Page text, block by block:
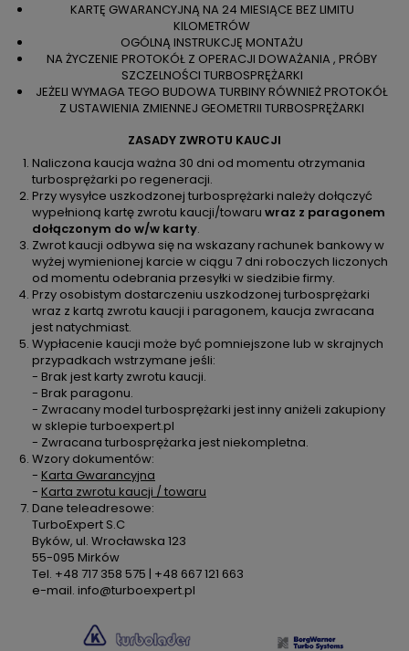
KARTĘ GWARANCYJNĄ NA 24 MIESIĄCE BEZ LIMITU
KILOMETRÓW
OGÓLNĄ INSTRUKCJĘ MONTAŻU
NA ŻYCZENIE PROTOKÓŁ Z OPERACJI DOWAŻANIA , PRÓBY
SZCZELNOŚCI TURBOSPRĘŻARKI
JEŻELI WYMAGA TEGO BUDOWA TURBINY RÓWNIEŻ PROTOKÓŁ
Z USTAWIENIA ZMIENNEJ GEOMETRII TURBOSPRĘŻARKI
ZASADY ZWROTU KAUCJI
Naliczona kaucja ważna 30 dni od momentu otrzymania
turbosprężarki po regeneracji.
Przy wysyłce uszkodzonej turbosprężarki należy dołączyć
wypełnioną kartę zwrotu kaucji/towaru wraz z paragonem
dołączonym do w/w karty.
Zwrot kaucji odbywa się na wskazany rachunek bankowy w
wyżej wymienionej karcie w ciągu 7 dni roboczych liczonych
od momentu odebrania przesyłki w siedzibie firmy.
Przy osobistym dostarczeniu uszkodzonej turbosprężarki
wraz z kartą zwrotu kaucji i paragonem, kaucja zwracana
jest natychmiast.
Wypłacenie kaucji może być pomniejszone lub w skrajnych
przypadkach wstrzymane jeśli:
- Brak jest karty zwrotu kaucji.
- Brak paragonu.
- Zwracany model turbosprężarki jest inny aniżeli zakupiony
w sklepie turboexpert.pl
- Zwracana turbosprężarka jest niekompletna.
Wzory dokumentów:
- Karta Gwarancyjna
- Karta zwrotu kaucji / towaru
Dane teleadresowe:
TurboExpert S.C
Byków, ul. Wrocławska 123
55-095 Mirków
Tel. +48 717 358 575 | +48 667 121 663
e-mail. info@turboexpert.pl